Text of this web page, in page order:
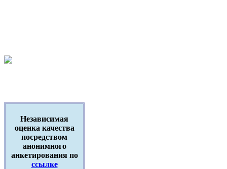
Независимая
оценка качества
посредством
анонимного
анкетирования по
ссылке